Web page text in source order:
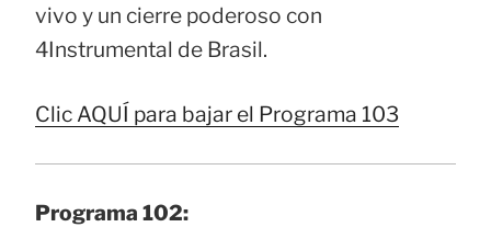
vivo y un cierre poderoso con
4Instrumental de Brasil.
Clic AQUÍ para bajar el Programa 103
Programa 102: